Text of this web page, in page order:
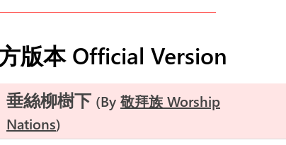
版本 Official Version
垂絲柳樹下 By 敬拜族 Worship
Nations